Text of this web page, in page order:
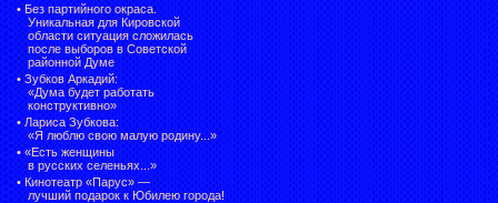
• Без партийного окраса.
Уникальная для Кировской
области ситуация сложилась
после выборов в Советской
районной Думе
• Зубков Аркадий:
«Дума будет работать
конструктивно»
• Лариса Зубкова:
«Я люблю свою малую родину...»
• «Есть женщины
в русских селеньях...»
• Кинотеатр «Парус» —
лучший подарок к Юбилею города!